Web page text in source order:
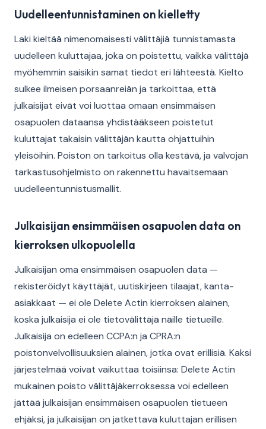
Uudelleentunnistaminen on kielletty
Laki kieltää nimenomaisesti välittäjiä tunnistamasta
uudelleen kuluttajaa, joka on poistettu, vaikka välittäjä
myöhemmin saisikin samat tiedot eri lähteestä. Kielto
sulkee ilmeisen porsaanreiän ja tarkoittaa, että
julkaisijat eivät voi luottaa omaan ensimmäisen
osapuolen dataansa yhdistääkseen poistetut
kuluttajat takaisin välittäjän kautta ohjattuihin
yleisöihin. Poiston on tarkoitus olla kestävä, ja valvojan
tarkastusohjelmisto on rakennettu havaitsemaan
uudelleentunnistusmallit.
Julkaisijan ensimmäisen osapuolen data on
kierroksen ulkopuolella
Julkaisijan oma ensimmäisen osapuolen data —
rekisteröidyt käyttäjät, uutiskirjeen tilaajat, kanta-
asiakkaat — ei ole Delete Actin kierroksen alainen,
koska julkaisija ei ole tietovälittäjä näille tietueille.
Julkaisija on edelleen CCPA:n ja CPRA:n
poistonvelvollisuuksien alainen, jotka ovat erillisiä. Kaksi
järjestelmää voivat vaikuttaa toisiinsa: Delete Actin
mukainen poisto välittäjäkerroksessa voi edelleen
jättää julkaisijan ensimmäisen osapuolen tietueen
ehjäksi, ja julkaisijan on jatkettava kuluttajan erillisen